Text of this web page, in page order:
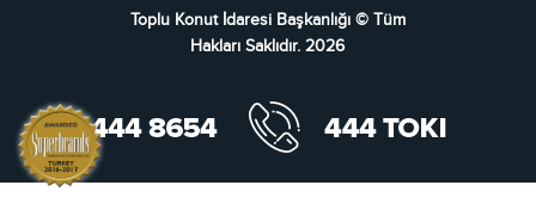
Toplu Konut İdaresi Başkanlığı © Tüm
Hakları Saklıdır. 2026